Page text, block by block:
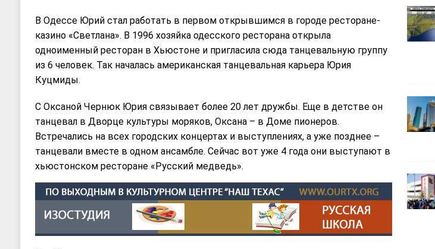
В Одессе Юрий стал работать в первом открывшимся в городе ресторане-
казино «Светлана». В 1996 хозяйка одесского ресторана открыла
одноименный ресторан в Хьюстоне и пригласила сюда танцевальную группу
из 6 человек. Так началась американская танцевальная карьера Юрия
Куцмиды.
С Оксаной Чернюк Юрия связывает более 20 лет дружбы. Еще в детстве он
танцевал в Дворце культуры моряков, Оксана – в Доме пионеров.
Встречались на всех городских концертах и выступлениях, а уже позднее –
танцевали вместе в одном ансамбле. Сейчас вот уже 4 года они выступают в
хьюстонском ресторане «Русский медведь».